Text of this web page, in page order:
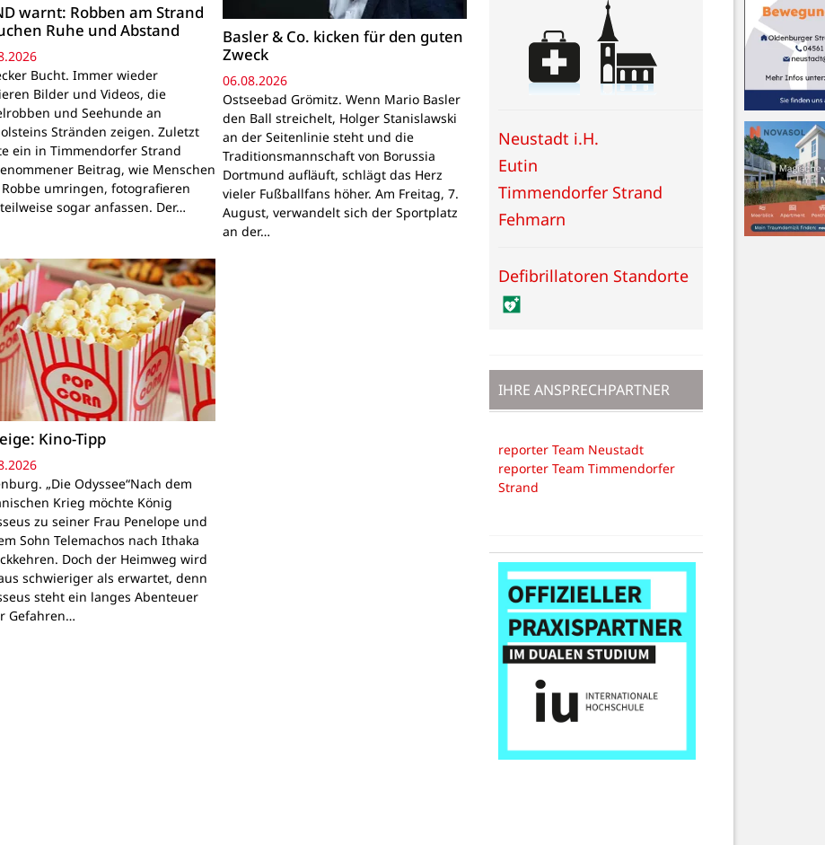
warnt: Robben am Strand
Ruhe und Abstand
Bucht. Immer wieder
Bilder und Videos, die
und Seehunde an
Stränden zeigen. Zuletzt
ein in Timmendorfer Strand
Beitrag, wie Menschen
umringen, fotografieren
sogar anfassen. Der…
Basler & Co. kicken für den guten
Zweck
06.08.2026
Ostseebad Grömitz. Wenn Mario Basler
den Ball streichelt, Holger Stanislawski
an der Seitenlinie steht und die
Traditionsmannschaft von Borussia
Dortmund aufläuft, schlägt das Herz
vieler Fußballfans höher. Am Freitag, 7.
August, verwandelt sich der Sportplatz
an der…
Kino-Tipp
„Die Odyssee“Nach dem
Krieg möchte König
zu seiner Frau Penelope und
Sohn Telemachos nach Ithaka
Doch der Heimweg wird
schwieriger als erwartet, denn
steht ein langes Abenteuer
Gefahren…
Neustadt i.H.
Eutin
Timmendorfer Strand
Fehmarn
Defibrillatoren Standorte
IHRE ANSPRECHPARTNER
reporter Team Neustadt
reporter Team Timmendorfer
Strand